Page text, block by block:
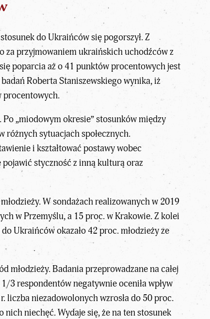
do Ukraińców się pogorszył. Z
za przyjmowaniem ukraińskich uchodźców z
poparcia aż o 41 punktów procentowych jest
Roberta Staniszewskiego wynika, iż
procentowych.
„miodowym okresie” stosunków między
różnych sytuacjach społecznych.
i kształtować postawy wobec
styczność z inną kulturą oraz
W sondażach realizowanych w 2019
w Przemyślu, a 15 proc. w Krakowie. Z kolei
Ukraińców okazało 42 proc. młodzieży ze
młodzieży. Badania przeprowadzane na całej
3 respondentów negatywnie oceniła wpływ
liczba niezadowolonych wzrosła do 50 proc.
niechęć. Wydaje się, że na ten stosunek